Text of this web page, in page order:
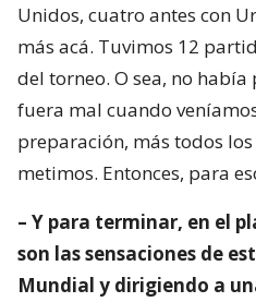
Unidos, cuatro antes con
más acá. Tuvimos 12
del torneo. O sea, no
fuera mal cuando
preparación, más todos
metimos. Entonces, para
– Y para terminar, en el
son las sensaciones de
Mundial y dirigiendo a